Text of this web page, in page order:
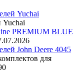
Yuchai
Yuchai
PREMIUM BLUE
John Deere 4045
для